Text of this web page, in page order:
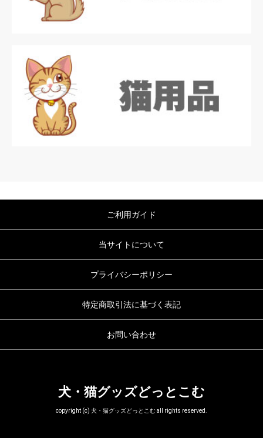
ご利用ガイド
当サイトについて
プライバシーポリシー
特定商取引法に基づく表記
お問い合わせ
犬・猫グッズどっとこむ
copyright (c) 犬・猫グッズどっとこむ all rights reserved.